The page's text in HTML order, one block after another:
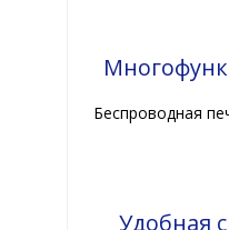
Беспроводная
Удобная